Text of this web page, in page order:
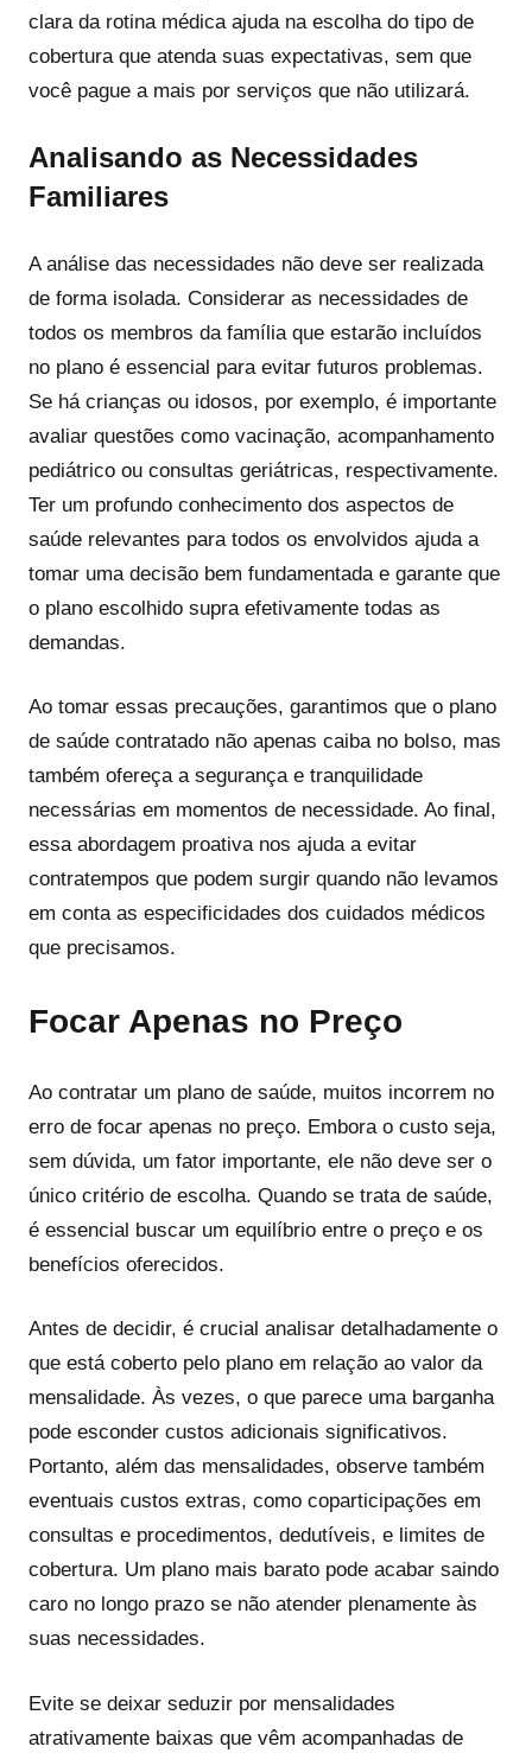
clara da rotina médica ajuda na escolha do tipo de
cobertura que atenda suas expectativas, sem que
você pague a mais por serviços que não utilizará.
Analisando as Necessidades
Familiares
A análise das necessidades não deve ser realizada
de forma isolada. Considerar as necessidades de
todos os membros da família que estarão incluídos
no plano é essencial para evitar futuros problemas.
Se há crianças ou idosos, por exemplo, é importante
avaliar questões como vacinação, acompanhamento
pediátrico ou consultas geriátricas, respectivamente.
Ter um profundo conhecimento dos aspectos de
saúde relevantes para todos os envolvidos ajuda a
tomar uma decisão bem fundamentada e garante que
o plano escolhido supra efetivamente todas as
demandas.
Ao tomar essas precauções, garantimos que o plano
de saúde contratado não apenas caiba no bolso, mas
também ofereça a segurança e tranquilidade
necessárias em momentos de necessidade. Ao final,
essa abordagem proativa nos ajuda a evitar
contratempos que podem surgir quando não levamos
em conta as especificidades dos cuidados médicos
que precisamos.
Focar Apenas no Preço
Ao contratar um plano de saúde, muitos incorrem no
erro de focar apenas no preço. Embora o custo seja,
sem dúvida, um fator importante, ele não deve ser o
único critério de escolha. Quando se trata de saúde,
é essencial buscar um equilíbrio entre o preço e os
benefícios oferecidos.
Antes de decidir, é crucial analisar detalhadamente o
que está coberto pelo plano em relação ao valor da
mensalidade. Às vezes, o que parece uma barganha
pode esconder custos adicionais significativos.
Portanto, além das mensalidades, observe também
eventuais custos extras, como coparticipações em
consultas e procedimentos, dedutíveis, e limites de
cobertura. Um plano mais barato pode acabar saindo
caro no longo prazo se não atender plenamente às
suas necessidades.
Evite se deixar seduzir por mensalidades
atrativamente baixas que vêm acompanhadas de